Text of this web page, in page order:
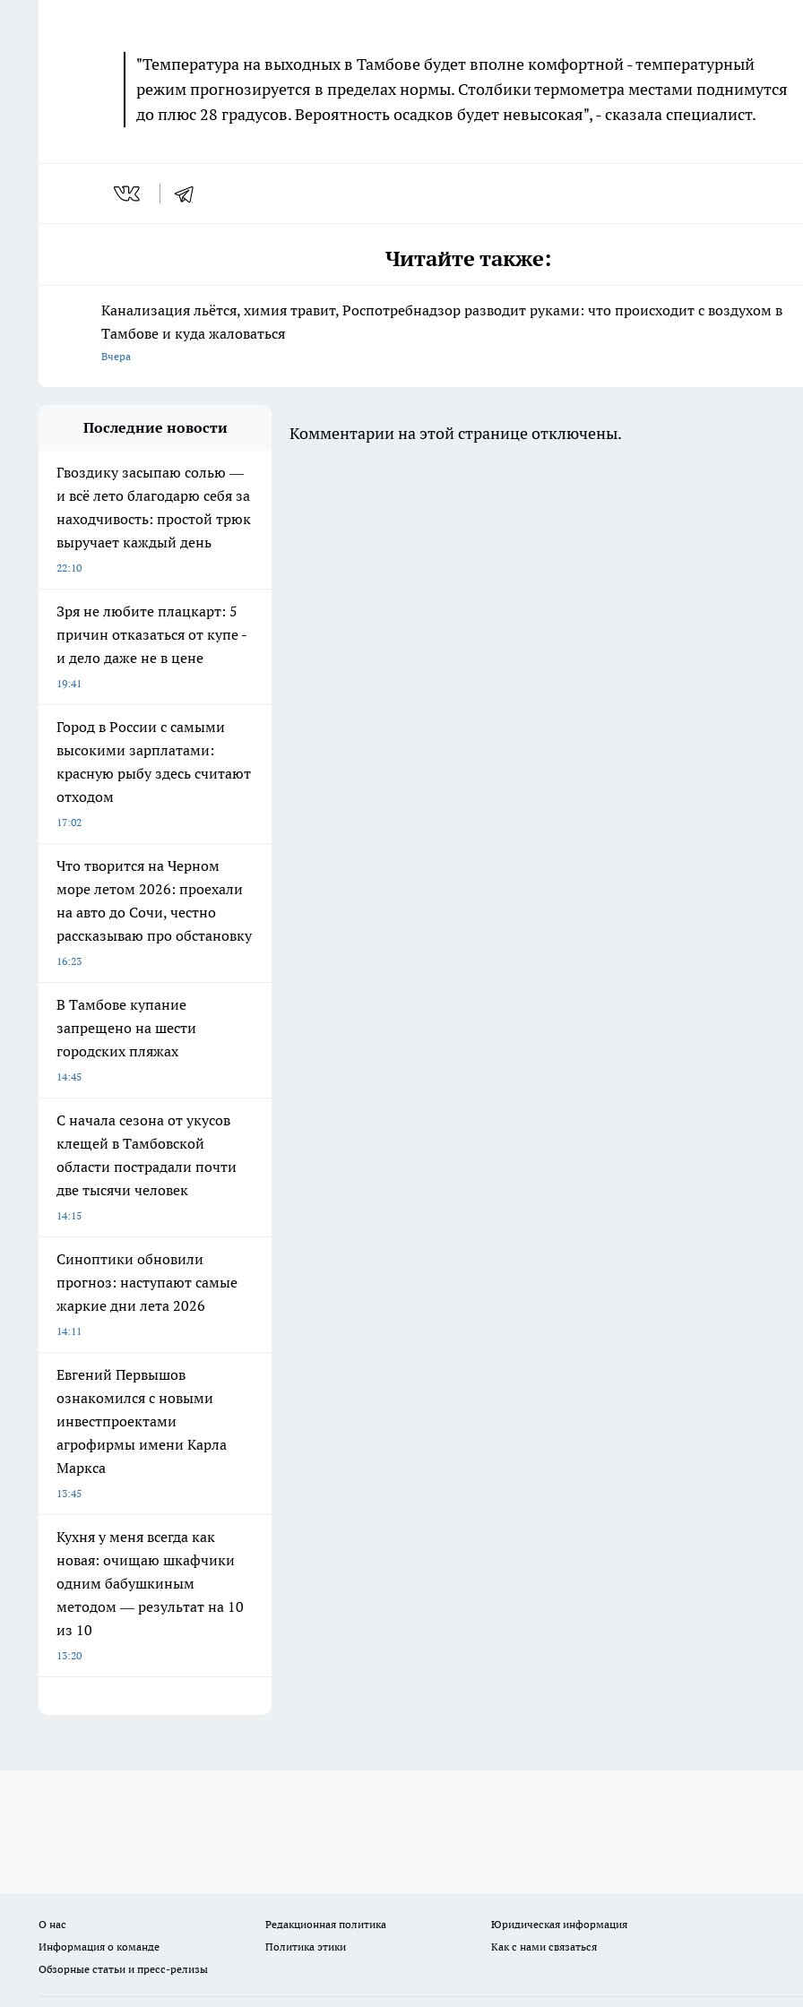
"Температура на выходных в Тамбове будет вполне комфортной - температурный
режим прогнозируется в пределах нормы. Столбики термометра местами поднимутся
до плюс 28 градусов. Вероятность осадков будет невысокая", - сказала специалист.
Читайте также:
Канализация льётся, химия травит, Роспотребнадзор разводит руками: что происходит с воздухом в
Тамбове и куда жаловаться
Вчера
Последние новости
Гвоздику засыпаю солью —
и всё лето благодарю себя за
находчивость: простой трюк
выручает каждый день
22:10
Зря не любите плацкарт: 5
причин отказаться от купе -
и дело даже не в цене
19:41
Город в России с самыми
высокими зарплатами:
красную рыбу здесь считают
отходом
17:02
Что творится на Черном
море летом 2026: проехали
на авто до Сочи, честно
рассказываю про обстановку
16:23
В Тамбове купание
запрещено на шести
городских пляжах
14:45
С начала сезона от укусов
клещей в Тамбовской
области пострадали почти
две тысячи человек
14:15
Синоптики обновили
прогноз: наступают самые
жаркие дни лета 2026
14:11
Евгений Первышов
ознакомился с новыми
инвестпроектами
агрофирмы имени Карла
Маркса
13:45
Кухня у меня всегда как
новая: очищаю шкафчики
одним бабушкиным
методом — результат на 10
из 10
13:20
Комментарии на этой странице отключены.
О нас Редакционная политика
Юридическая информация
Информация о команде
Политика этики
Как с нами связаться
Обзорные статьи и пресс-релизы